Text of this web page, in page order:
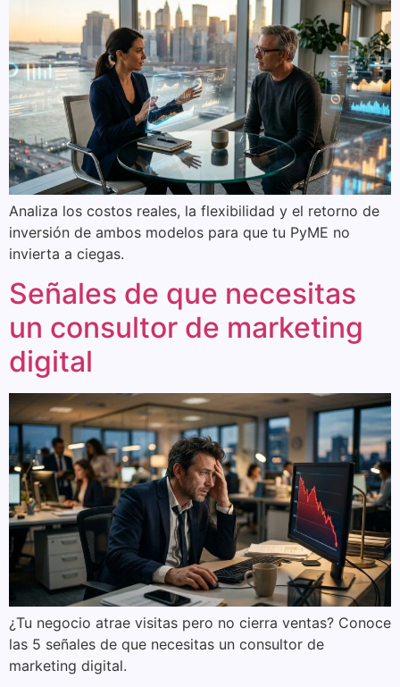
Analiza los costos reales, la flexibilidad y el retorno de
inversión de ambos modelos para que tu PyME no
invierta a ciegas.
Señales de que necesitas
un consultor de marketing
digital
¿Tu negocio atrae visitas pero no cierra ventas? Conoce
las 5 señales de que necesitas un consultor de
marketing digital.